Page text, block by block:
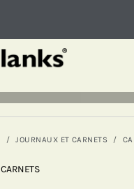
JOURNAUX ET CARNETS
CARNETS